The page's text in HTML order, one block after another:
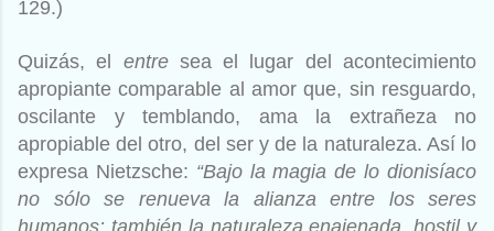
129.)
Quizás, el entre sea el lugar del acontecimiento
apropiante comparable al amor que, sin resguardo,
oscilante y temblando, ama la extrañeza no
apropiable del otro, del ser y de la naturaleza. Así lo
expresa Nietzsche: “Bajo la magia de lo dionisíaco
no sólo se renueva la alianza entre los seres